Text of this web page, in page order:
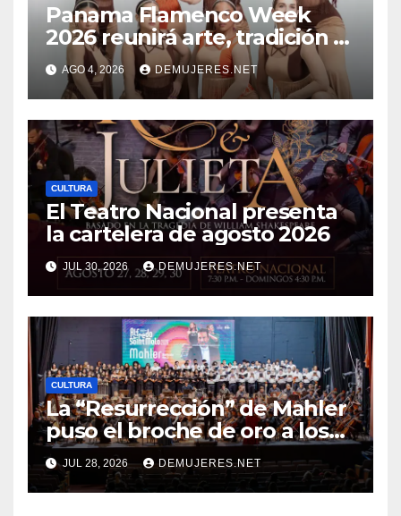
Panama Flamenco Week
2026 reunirá arte, tradición y
cultura española en
beneficio de FANLYC
AGO 4, 2026 DEMUJERES.NET
CULTURA
El Teatro Nacional presenta
la cartelera de agosto 2026
JUL 30, 2026 DEMUJERES.NET
CULTURA
La “Resurrección” de Mahler
puso el broche de oro a los
20 años del Festival Alfredo
De Saint Malo
JUL 28, 2026 DEMUJERES.NET